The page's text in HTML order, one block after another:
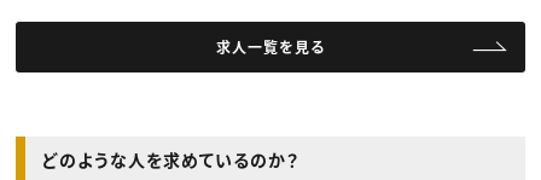
求人一覧を見る
どのような人を求めているのか？